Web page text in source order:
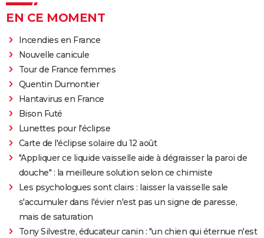
EN CE MOMENT
Incendies en France
Nouvelle canicule
Tour de France femmes
Quentin Dumontier
Hantavirus en France
Bison Futé
Lunettes pour l'éclipse
Carte de l'éclipse solaire du 12 août
"Appliquer ce liquide vaisselle aide à dégraisser la paroi de
douche" : la meilleure solution selon ce chimiste
Les psychologues sont clairs : laisser la vaisselle sale
s'accumuler dans l'évier n'est pas un signe de paresse,
mais de saturation
Tony Silvestre, éducateur canin : "un chien qui éternue n'est